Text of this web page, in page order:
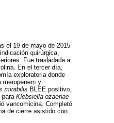
el 19 de mayo de 2015
quirúrgica,
Fue trasladada a
En el tercer día,
exploratoria donde
meropenem y
mirabilis BLEE positivo,
para Klebsiella ozaenae
vancomicina. Completó
de cierre asistido con